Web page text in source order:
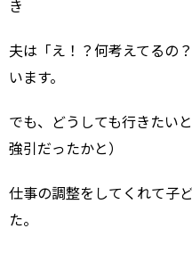
き
夫は「え！？何考えてるの
います。
でも、どうしても行きたい
強引だったかと）
仕事の調整をしてくれて子
た。